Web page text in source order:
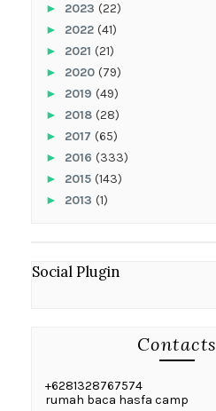
► 2023 (22)
► 2022 (41)
► 2021 (21)
► 2020 (79)
► 2019 (49)
► 2018 (28)
► 2017 (65)
► 2016 (333)
► 2015 (143)
► 2013 (1)
Social Plugin
Contacts
+6281328767574
rumah baca hasfa camp